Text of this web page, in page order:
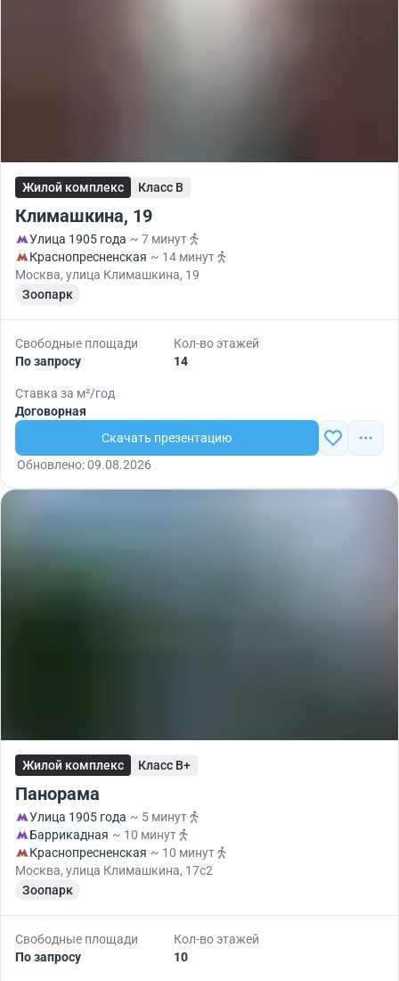
Жилой комплекс Класс B
Климашкина, 19
Улица 1905 года ~ 7 минут
Краснопресненская ~ 14 минут
Москва, улица Климашкина, 19
Зоопарк
Свободные площади
По запросу
Кол-во этажей
14
Ставка за м²/год
Договорная
Скачать презентацию
Обновлено: 09.08.2026
Жилой комплекс Класс B+
Панорама
Улица 1905 года ~ 5 минут
Баррикадная ~ 10 минут
Краснопресненская ~ 10 минут
Москва, улица Климашкина, 17с2
Зоопарк
Свободные площади
По запросу
Кол-во этажей
10